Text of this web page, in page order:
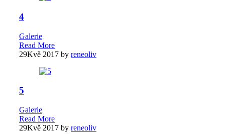
4
Galerie
Read More
29Kvě 2017 by reneoliv
5
Galerie
Read More
29Kvě 2017 by reneoliv